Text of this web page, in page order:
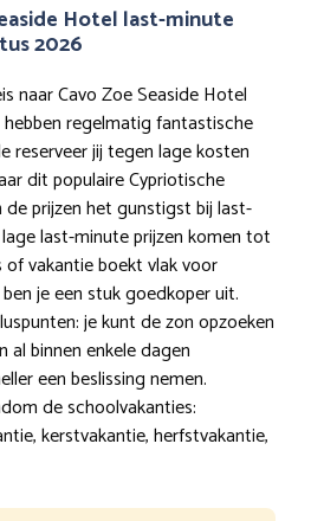
Hotel last-minute
2026
naar Cavo Zoe Seaside Hotel
regelmatig fantastische
reserveer jij tegen lage kosten
dit populaire Cypriotische
de prijzen het gunstigst bij last-
last-minute prijzen komen tot
vakantie boekt vlak voor
je een stuk goedkoper uit.
je kunt de zon opzoeken
al binnen enkele dagen
een beslissing nemen.
de schoolvakanties:
kerstvakantie, herfstvakantie,